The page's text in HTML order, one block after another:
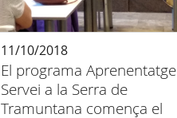
El programa Aprenentatge
Servei a la Serra de
Tramuntana comença el
11/10/2018